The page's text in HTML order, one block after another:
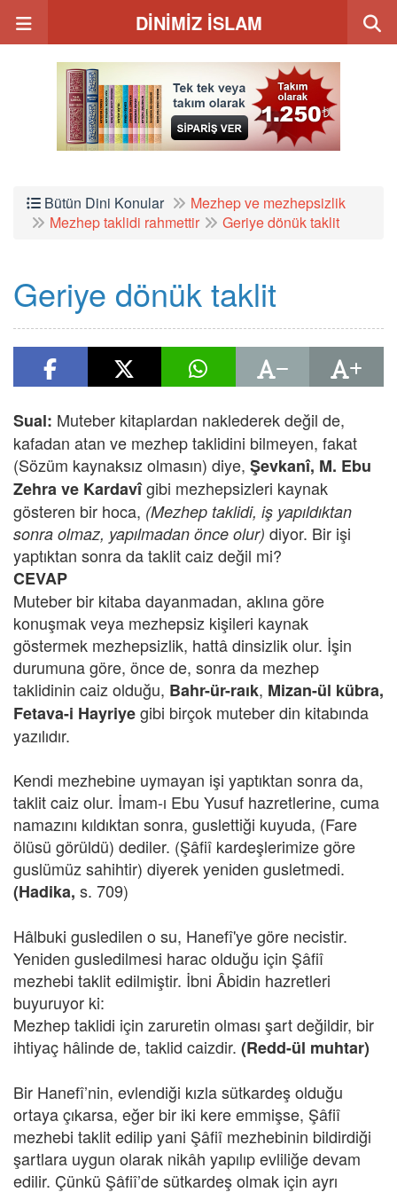
DİNİMİZ İSLAM
Bütün Dini Konular
Mezhep ve mezhepsizlik
Mezhep taklidi rahmettir
Geriye dönük taklit
Geriye dönük taklit
Sual: Muteber kitaplardan naklederek değil de,
kafadan atan ve mezhep taklidini bilmeyen, fakat
(Sözüm kaynaksız olmasın) diye, Şevkanî, M. Ebu
Zehra ve Kardavîgibi mezhepsizleri kaynak
gösteren bir hoca, (Mezhep taklidi, iş yapıldıktan
sonra olmaz, yapılmadan önce olur) diyor. Bir işi
yaptıktan sonra da taklit caiz değil mi?
CEVAP
Muteber bir kitaba dayanmadan, aklına göre
konuşmak veya mezhepsiz kişileri kaynak
göstermek mezhepsizlik, hattâ dinsizlik olur. İşin
durumuna göre, önce de, sonra da mezhep
taklidinin caiz olduğu, Bahr-ür-raık, Mizan-ül kübra,
Fetava-i Hayriyegibi birçok muteber din kitabında
yazılıdır.
Kendi mezhebine uymayan işi yaptıktan sonra da,
taklit caiz olur. İmam-ı Ebu Yusuf hazretlerine, cuma
namazını kıldıktan sonra, guslettiği kuyuda, (Fare
ölüsü görüldü) dediler. (Şâfiî kardeşlerimize göre
guslümüz sahihtir) diyerek yeniden gusletmedi.
(Hadika, s. 709)
Hâlbuki gusledilen o su, Hanefî'ye göre necistir.
Yeniden gusledilmesi harac olduğu için Şâfiî
mezhebi taklit edilmiştir. İbni Âbidin hazretleri
buyuruyor ki:
Mezhep taklidi için zaruretin olması şart değildir, bir
ihtiyaç hâlinde de, taklid caizdir. (Redd-ül muhtar)
Bir Hanefî’nin, evlendiği kızla sütkardeş olduğu
ortaya çıkarsa, eğer bir iki kere emmişse, Şâfiî
mezhebi taklit edilip yani Şâfiî mezhebinin bildirdiği
şartlara uygun olarak nikâh yapılıp evliliğe devam
edilir. Çünkü Şâfiî’de sütkardeş olmak için ayrı